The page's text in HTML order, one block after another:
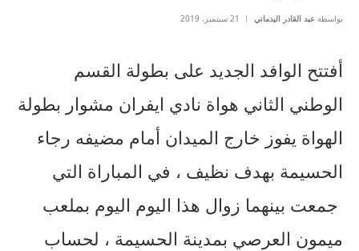
بواسطة عبد القادر اليدماني 21 سبتمبر، 2019
أفتتح الوافد الجديد على بطولة القسم
الوطني الثاني هواة نادي ايفران مشوار بطولة
الهواة يفوز خارج الميدان أمام مضيفه رجاء
الحسيمة بهدف نظيف ، في المباراة التي
جمعت بينهما زوال هذا اليوم اليوم بملعب
ميمون العرصي بمدينة الحسيمة ، لحساب